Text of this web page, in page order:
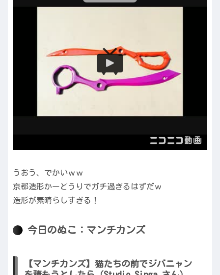
うおう、でかいｗｗ
京都造形かーどうりでガチ過ぎるはずだｗ
造形が素晴らしすぎる！
今日のぬこ：マンチカンズ
【マンチカンズ】猫たちの前でジバニャン